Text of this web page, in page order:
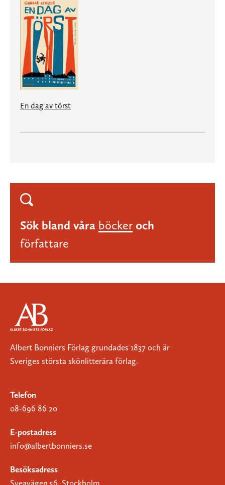
En dag av törst
Sök bland våra böcker och
författare
Albert Bonniers Förlag grundades 1837 och är
Sveriges största skönlitterära förlag.
Telefon
08-696 86 20
E-postadress
info@albertbonniers.se
Besöksadress